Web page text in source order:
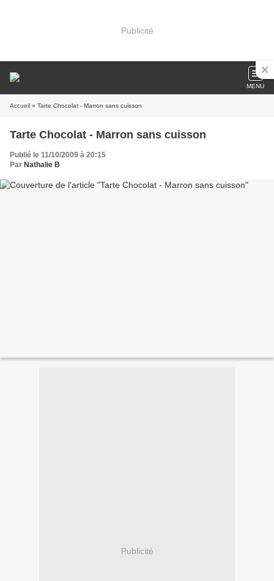
Publicité
MENU
Accueil » Tarte Chocolat - Marron sans cuisson
Tarte Chocolat - Marron sans cuisson
Publié le 11/10/2009 à 20:15
Par Nathalie B
Publicité